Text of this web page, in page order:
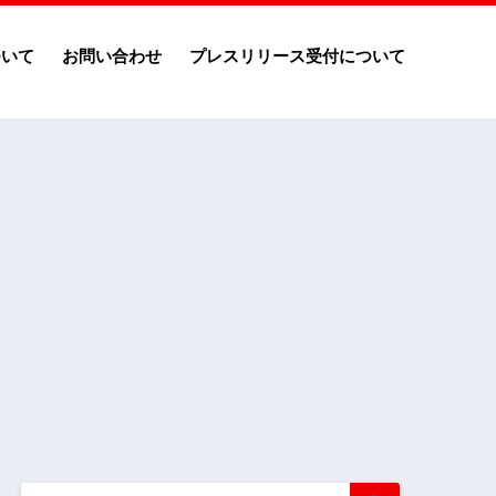
て お問い合わせ プレスリリース受付について